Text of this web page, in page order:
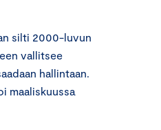
silti 2000-luvun
vallitsee
hallintaan.
maaliskuussa